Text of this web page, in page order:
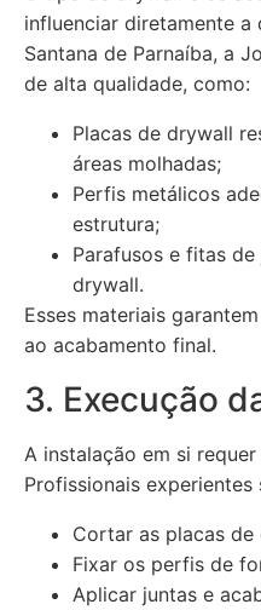
influenciar diretamente a
Santana de Parnaíba, a
de alta qualidade, como:
Placas de drywall
áreas molhadas;
Perfis metálicos
estrutura;
Parafusos e fitas
drywall.
Esses materiais
ao acabamento final.
3. Execução
A instalação em si
Profissionais experientes
Cortar as placas
Fixar os perfis de
Aplicar juntas e